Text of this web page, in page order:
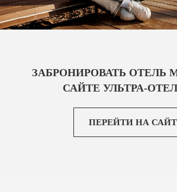
ЗАБРОНИРОВАТЬ ОТЕЛЬ
САЙТЕ УЛЬТРА-
ПЕРЕЙТИ НА САЙТ
© 2015-2025 ООО «УЛЬТРА-100». ВСЕ ПРАВА
ТОВАРНЫЙ ЗНАК
ПОЛИТИКА КОНФИДЕНЦИАЛЬНОСТИ